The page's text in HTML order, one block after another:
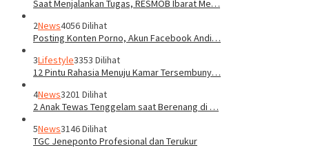
Saat Menjalankan Tugas, RESMOB Ibarat Me…
2News4056 Dilihat
Posting Konten Porno, Akun Facebook Andi…
3Lifestyle3353 Dilihat
12 Pintu Rahasia Menuju Kamar Tersembuny…
4News3201 Dilihat
2 Anak Tewas Tenggelam saat Berenang di …
5News3146 Dilihat
TGC Jeneponto Profesional dan Terukur